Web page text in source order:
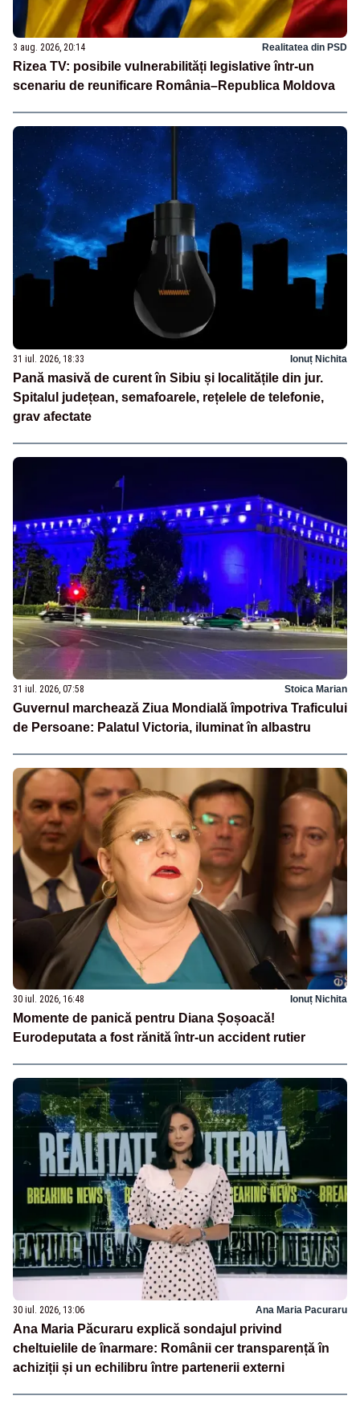
3 aug. 2026, 20:14 Realitatea din PSD
Rizea TV: posibile vulnerabilități legislative într-un
scenariu de reunificare România–Republica Moldova
31 iul. 2026, 18:33 Ionuț Nichita
Pană masivă de curent în Sibiu și localitățile din jur.
Spitalul județean, semafoarele, rețelele de telefonie,
grav afectate
31 iul. 2026, 07:58 Stoica Marian
Guvernul marchează Ziua Mondială împotriva Traficului
de Persoane: Palatul Victoria, iluminat în albastru
30 iul. 2026, 16:48 Ionuț Nichita
Momente de panică pentru Diana Șoșoacă!
Eurodeputata a fost rănită într-un accident rutier
30 iul. 2026, 13:06 Ana Maria Pacuraru
Ana Maria Păcuraru explică sondajul privind
cheltuielile de înarmare: Românii cer transparență în
achiziții și un echilibru între partenerii externi